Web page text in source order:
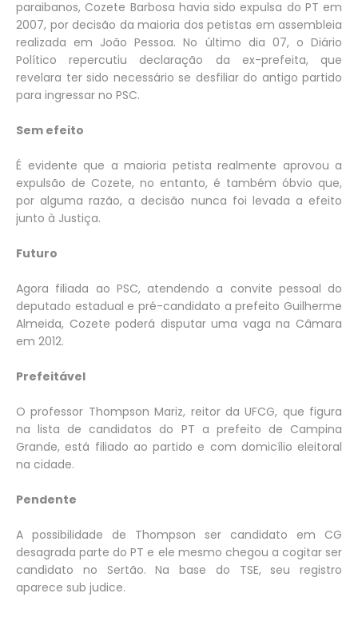
paraibanos, Cozete Barbosa havia sido expulsa do PT em
2007, por decisão da maioria dos petistas em assembleia
realizada em João Pessoa. No último dia 07, o Diário
Político repercutiu declaração da ex-prefeita, que
revelara ter sido necessário se desfiliar do antigo partido
para ingressar no PSC.
Sem efeito
É evidente que a maioria petista realmente aprovou a
expulsão de Cozete, no entanto, é também óbvio que,
por alguma razão, a decisão nunca foi levada a efeito
junto à Justiça.
Futuro
Agora filiada ao PSC, atendendo a convite pessoal do
deputado estadual e pré-candidato a prefeito Guilherme
Almeida, Cozete poderá disputar uma vaga na Câmara
em 2012.
Prefeitável
O professor Thompson Mariz, reitor da UFCG, que figura
na lista de candidatos do PT a prefeito de Campina
Grande, está filiado ao partido e com domicílio eleitoral
na cidade.
Pendente
A possibilidade de Thompson ser candidato em CG
desagrada parte do PT e ele mesmo chegou a cogitar ser
candidato no Sertão. Na base do TSE, seu registro
aparece sub judice.